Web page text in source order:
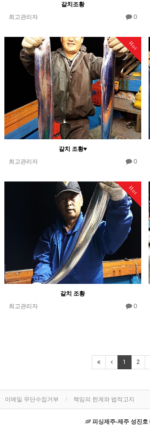
갈치조황
최고관리자
0
Hot
갈치 조황♥
최고관리자
0
Hot
갈치 조황
최고관리자
0
1 2
이메일 무단수집거부 책임의 한계와 법적고지
피싱제주-제주 성진호